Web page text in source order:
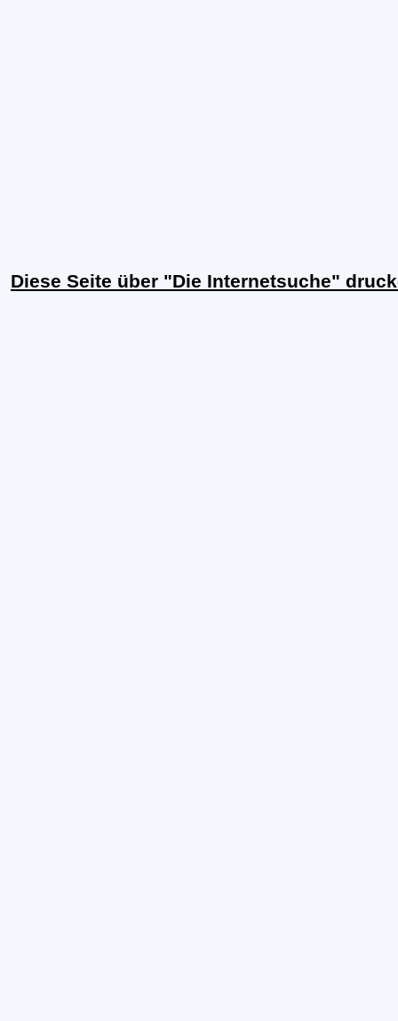
Diese Seite über "Die Internetsuche"